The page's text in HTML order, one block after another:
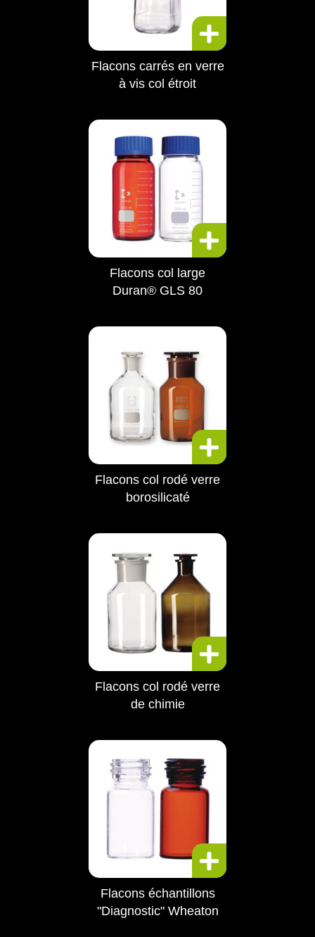
Flacons carrés en verre
à vis col étroit
Flacons col large
Duran® GLS 80
Flacons col rodé verre
borosilicaté
Flacons col rodé verre
de chimie
Flacons échantillons
"Diagnostic" Wheaton